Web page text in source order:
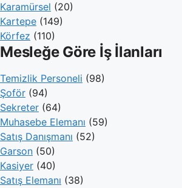
Karamürsel (20)
Kartepe (149)
Körfez (110)
Mesleğe Göre İş İlanları
Temizlik Personeli (98)
Şoför (94)
Sekreter (64)
Muhasebe Elemanı (59)
Satış Danışmanı (52)
Garson (50)
Kasiyer (40)
Satış Elemanı (38)